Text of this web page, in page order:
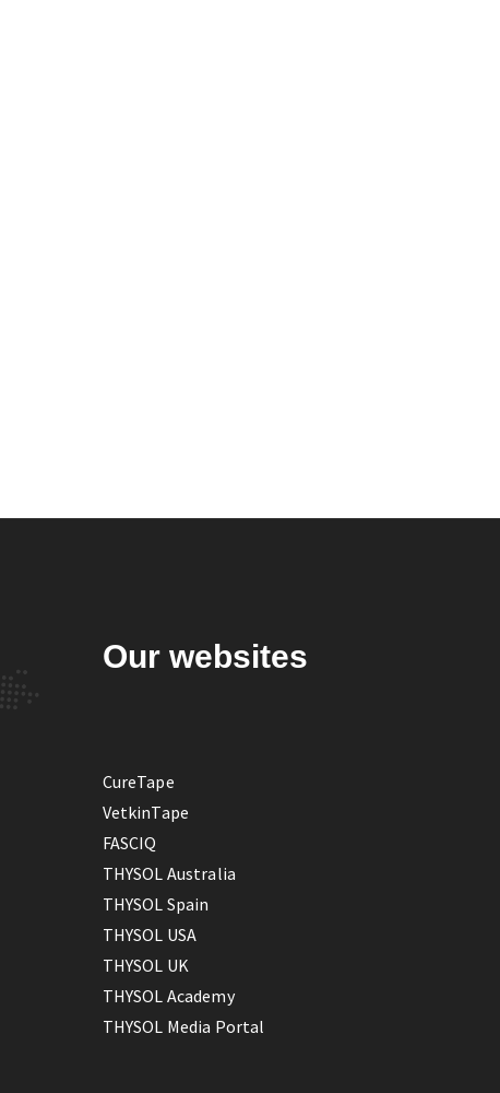
Our websites
CureTape
VetkinTape
FASCIQ
THYSOL Australia
THYSOL Spain
THYSOL USA
THYSOL UK
THYSOL Academy
THYSOL Media Portal